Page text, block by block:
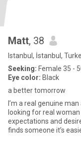
Matt, 38
Istanbul, İstanbul,
Seeking: Female 35 -
Eye color: Black
a better tomorrow
I’m a real genuine man and honest and easy going man, I’m
looking for real
expectations and
finds someone it’s